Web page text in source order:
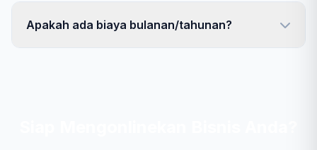
Apakah ada biaya bulanan/tahunan?